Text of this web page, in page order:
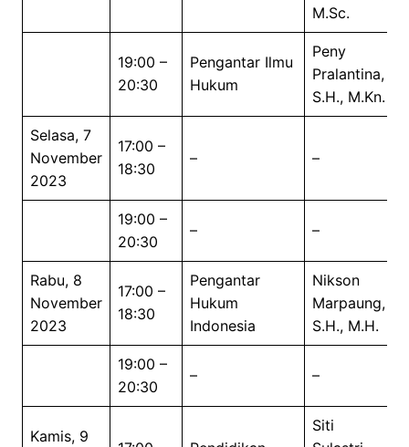
M.Sc.
19:00 –
20:30
Pengantar Ilmu
Hukum
Peny
Pralantina,
S.H., M.Kn.
Selasa, 7
November
2023
17:00 –
18:30
– –
19:00 –
20:30
– –
Rabu, 8
November
2023
17:00 –
18:30
Pengantar
Hukum
Indonesia
Nikson
Marpaung,
S.H., M.H.
19:00 –
20:30
– –
Kamis, 9
Siti